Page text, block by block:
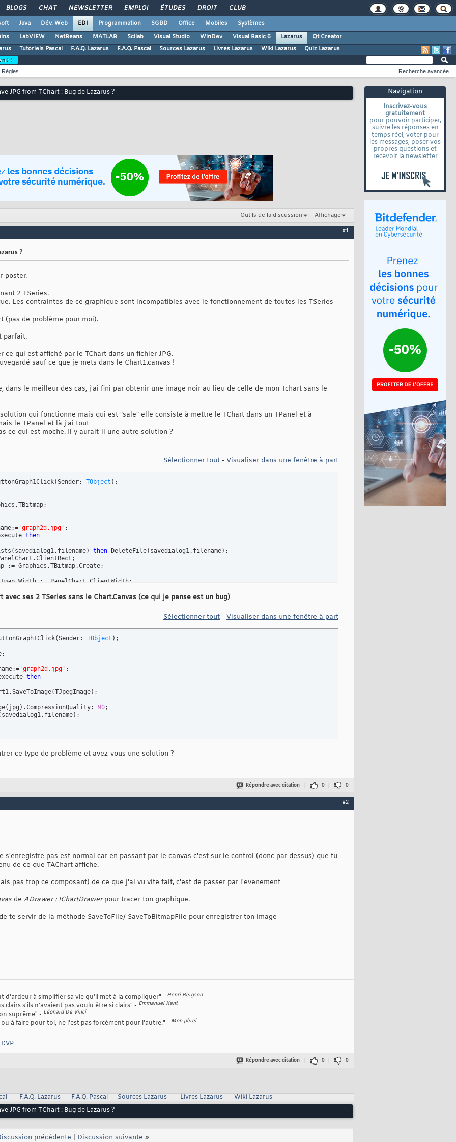
BLOGS CHAT NEWSLETTER EMPLOI ÉTUDES DROIT CLUB
Java Dév. Web EDI Programmation SGBD Office Mobiles
Systèmes
LabVIEW NetBeans MATLAB Scilab Visual Studio WinDev Visual Basic 6 Lazarus
Qt Creator
Tutoriels Pascal F.A.Q. Lazarus F.A.Q. Pascal Sources Lazarus Livres Lazarus Wiki Lazarus Quiz Lazarus
Navigation
Inscrivez-vous
gratuitement
pour pouvoir participer,
suivre les réponses en
temps réel, voter pour
les messages, poser vos
propres questions et
recevoir la newsletter
!
Règles Recherche avancée
JPG from TChart : Bug de Lazarus ?
Outils de la discussion Affichage
#1
?
poster.
2 TSeries.
Les contraintes de ce graphique sont incompatibles avec le fonctionnement de toutes les TSeries
(pas de problème pour moi).
parfait.
ce qui est affiché par le TChart dans un fichier JPG.
sauf ce que je mets dans le Chart1.canvas !
dans le meilleur des cas, j'ai fini par obtenir une image noir au lieu de celle de mon Tchart sans le
qui fonctionne mais qui est "sale" elle consiste à mettre le TChart dans un TPanel et à
le TPanel et là j'ai tout
ce qui est moche. Il y aurait-il une autre solution ?
Sélectionner tout - Visualiser dans une fenêtre à part
(Sender: TObject )
'graph2d.jpg' ;
then
( savedialog1.filename) then DeleteFile( savedialog1.filename) ;
:= Graphics.TBitmap.Create;
:= PanelChart.ClientWidth;
( Rect (0,0,lFormBitmap.Width-1,lFormBitmap.Height-
90;
savedialog1.filename
avec ses 2 TSeries sans le Chart.Canvas (ce qui je pense est un bug)
Sélectionner tout - Visualiser dans une fenêtre à part
(Sender: TObject )
'graph2d.jpg' ;
then
(TJpegImage) ;
( jpg ) .CompressionQuality:=90;
savedialog1.filename) ;
ce type de problème et avez-vous une solution ?
Répondre avec citation 0 0
#2
s'enregistre pas est normal car en passant par le canvas c'est sur le control (donc par dessus) que tu
de ce que TAChart affiche.
pas trop ce composant) de ce que j'ai vu vite fait, c'est de passer par l'evenement
de ADrawer : IChartDrawerpour tracer ton graphique.
te servir de la méthode SaveToFile/ SaveToBitmapFile pour enregistrer ton image
d'ardeur à simplifier sa vie qu'il met à la compliquer" - Henri Bergson
clairs s'ils n'avaient pas voulu être si clairs" - Emmanuel Kant
suprême" - Léonard De Vinci
à faire pour toi, ne l'est pas forcément pour l'autre." - Mon pèrei
Répondre avec citation 0 0
F.A.Q. Lazarus F.A.Q. Pascal Sources Lazarus Livres Lazarus
Wiki Lazarus
JPG from TChart : Bug de Lazarus ?
précédente Discussion suivante »